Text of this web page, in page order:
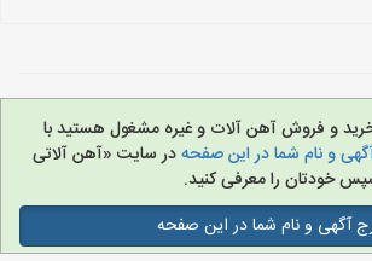
خرید و فروش آهن آلات و غیره مشغول هستید با
و نام شما در این صفحهدر سایت «آهن آلاتی
خودتان را معرفی کنید.
آگهی و نام شما در این صفحه